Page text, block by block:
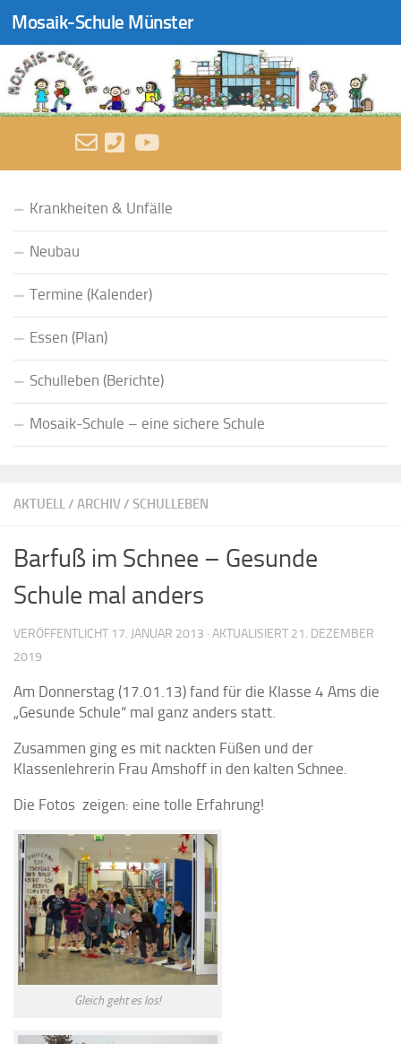
Zum Inhalt springen
Mosaik-Schule Münster
AKTUELL/ ARCHIV/ SCHULLEBEN
Barfuß im Schnee – Gesunde
Schule mal anders
VERÖFFENTLICHT 17. JANUAR 2013 · AKTUALISIERT 21. DEZEMBER
2019
Am Donnerstag (17.01.13) fand für die Klasse 4 Ams die
„Gesunde Schule“ mal ganz anders statt.
Zusammen ging es mit nackten Füßen und der
Klassenlehrerin Frau Amshoff in den kalten Schnee.
Die Fotos zeigen: eine tolle Erfahrung!
Gleich geht es los!
Krankheiten & Unfälle
Neubau
Termine (Kalender)
Essen (Plan)
Schulleben (Berichte)
Mosaik-Schule – eine sichere Schule